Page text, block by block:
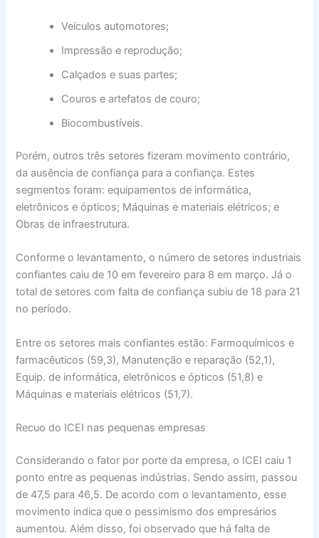
Veículos automotores;
Impressão e reprodução;
Calçados e suas partes;
Couros e artefatos de couro;
Biocombustíveis.
Porém, outros três setores fizeram movimento contrário,
da ausência de confiança para a confiança. Estes
segmentos foram: equipamentos de informática,
eletrônicos e ópticos; Máquinas e materiais elétricos; e
Obras de infraestrutura.
Conforme o levantamento, o número de setores industriais
confiantes caiu de 10 em fevereiro para 8 em março. Já o
total de setores com falta de confiança subiu de 18 para 21
no período.
Entre os setores mais confiantes estão: Farmoquímicos e
farmacêuticos (59,3), Manutenção e reparação (52,1),
Equip. de informática, eletrônicos e ópticos (51,8) e
Máquinas e materiais elétricos (51,7).
Recuo do ICEI nas pequenas empresas
Considerando o fator por porte da empresa, o ICEI caiu 1
ponto entre as pequenas indústrias. Sendo assim, passou
de 47,5 para 46,5. De acordo com o levantamento, esse
movimento indica que o pessimismo dos empresários
aumentou. Além disso, foi observado que há falta de